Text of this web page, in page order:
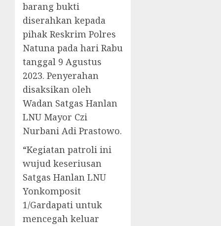
barang bukti
diserahkan kepada
pihak Reskrim Polres
Natuna pada hari Rabu
tanggal 9 Agustus
2023. Penyerahan
disaksikan oleh
Wadan Satgas Hanlan
LNU Mayor Czi
Nurbani Adi Prastowo.
“Kegiatan patroli ini
wujud keseriusan
Satgas Hanlan LNU
Yonkomposit
1/Gardapati untuk
mencegah keluar